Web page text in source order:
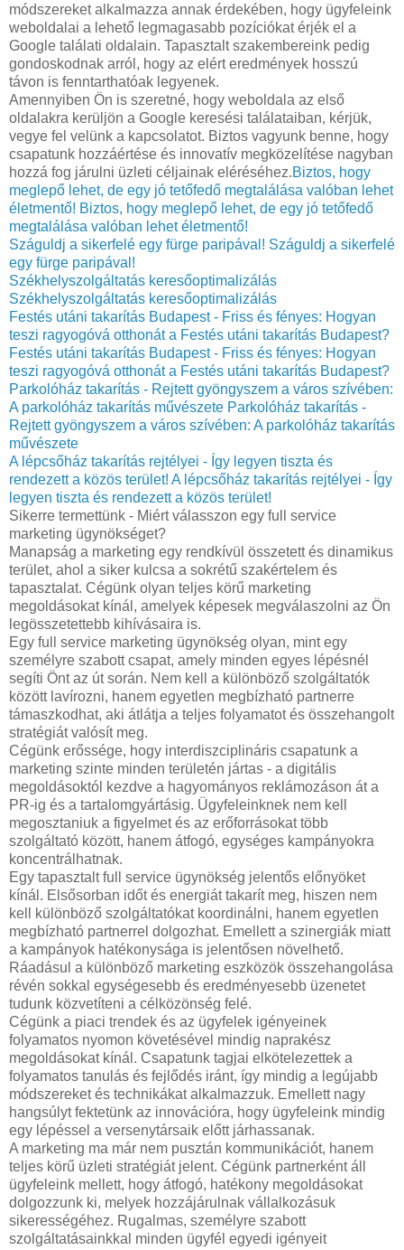
módszereket alkalmazza annak érdekében, hogy ügyfeleink
weboldalai a lehető legmagasabb pozíciókat érjék el a
Google találati oldalain. Tapasztalt szakembereink pedig
gondoskodnak arról, hogy az elért eredmények hosszú
távon is fenntarthatóak legyenek.
Amennyiben Ön is szeretné, hogy weboldala az első
oldalakra kerüljön a Google keresési találataiban, kérjük,
vegye fel velünk a kapcsolatot. Biztos vagyunk benne, hogy
csapatunk hozzáértése és innovatív megközelítése nagyban
hozzá fog járulni üzleti céljainak eléréséhez.Biztos, hogy
meglepő lehet, de egy jó tetőfedő megtalálása valóban lehet
életmentő! Biztos, hogy meglepő lehet, de egy jó tetőfedő
megtalálása valóban lehet életmentő!
Száguldj a sikerfelé egy fürge paripával! Száguldj a sikerfelé
egy fürge paripával!
Székhelyszolgáltatás keresőoptimalizálás
Székhelyszolgáltatás keresőoptimalizálás
Festés utáni takarítás Budapest - Friss és fényes: Hogyan
teszi ragyogóvá otthonát a Festés utáni takarítás Budapest?
Festés utáni takarítás Budapest - Friss és fényes: Hogyan
teszi ragyogóvá otthonát a Festés utáni takarítás Budapest?
Parkolóház takarítás - Rejtett gyöngyszem a város szívében:
A parkolóház takarítás művészete Parkolóház takarítás -
Rejtett gyöngyszem a város szívében: A parkolóház takarítás
művészete
A lépcsőház takarítás rejtélyei - Így legyen tiszta és
rendezett a közös terület! A lépcsőház takarítás rejtélyei - Így
legyen tiszta és rendezett a közös terület!
Sikerre termettünk - Miért válasszon egy full service
marketing ügynökséget?
Manapság a marketing egy rendkívül összetett és dinamikus
terület, ahol a siker kulcsa a sokrétű szakértelem és
tapasztalat. Cégünk olyan teljes körű marketing
megoldásokat kínál, amelyek képesek megválaszolni az Ön
legösszetettebb kihívásaira is.
Egy full service marketing ügynökség olyan, mint egy
személyre szabott csapat, amely minden egyes lépésnél
segíti Önt az út során. Nem kell a különböző szolgáltatók
között lavírozni, hanem egyetlen megbízható partnerre
támaszkodhat, aki átlátja a teljes folyamatot és összehangolt
stratégiát valósít meg.
Cégünk erőssége, hogy interdiszciplináris csapatunk a
marketing szinte minden területén jártas - a digitális
megoldásoktól kezdve a hagyományos reklámozáson át a
PR-ig és a tartalomgyártásig. Ügyfeleinknek nem kell
megosztaniuk a figyelmet és az erőforrásokat több
szolgáltató között, hanem átfogó, egységes kampányokra
koncentrálhatnak.
Egy tapasztalt full service ügynökség jelentős előnyöket
kínál. Elsősorban időt és energiát takarít meg, hiszen nem
kell különböző szolgáltatókat koordinálni, hanem egyetlen
megbízható partnerrel dolgozhat. Emellett a szinergiák miatt
a kampányok hatékonysága is jelentősen növelhető.
Ráadásul a különböző marketing eszközök összehangolása
révén sokkal egységesebb és eredményesebb üzenetet
tudunk közvetíteni a célközönség felé.
Cégünk a piaci trendek és az ügyfelek igényeinek
folyamatos nyomon követésével mindig naprakész
megoldásokat kínál. Csapatunk tagjai elkötelezettek a
folyamatos tanulás és fejlődés iránt, így mindig a legújabb
módszereket és technikákat alkalmazzuk. Emellett nagy
hangsúlyt fektetünk az innovációra, hogy ügyfeleink mindig
egy lépéssel a versenytársaik előtt járhassanak.
A marketing ma már nem pusztán kommunikációt, hanem
teljes körű üzleti stratégiát jelent. Cégünk partnerként áll
ügyfeleink mellett, hogy átfogó, hatékony megoldásokat
dolgozzunk ki, melyek hozzájárulnak vállalkozásuk
sikerességéhez. Rugalmas, személyre szabott
szolgáltatásainkkal minden ügyfél egyedi igényeit